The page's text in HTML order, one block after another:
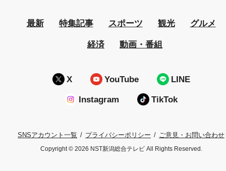
最新 特集記事 スポーツ 観光 グルメ
経済 動画・番組
X YouTube LINE
Instagram TikTok
SNSアカウント一覧 プライバシーポリシー ご意見・お問い合わせ
Copyright © 2026 NST新潟総合テレビ All Rights Reserved.